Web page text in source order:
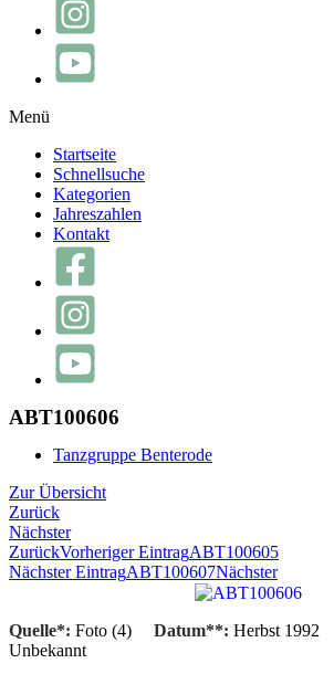
Menü
Startseite
Schnellsuche
Kategorien
Jahreszahlen
Kontakt
ABT100606
Tanzgruppe Benterode
Zur Übersicht
Zurück
Nächster
ZurückVorheriger EintragABT100605
Nächster EintragABT100607Nächster
Quelle*: Foto (4) Datum**: Herbst 1992
Unbekannt